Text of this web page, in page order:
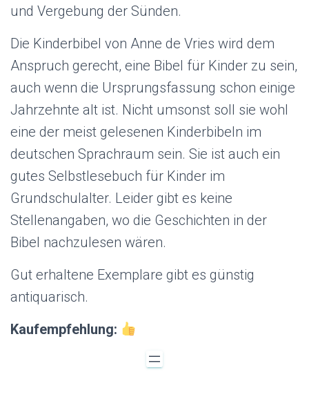
und Vergebung der Sünden.
Die Kinderbibel von Anne de Vries wird dem
Anspruch gerecht, eine Bibel für Kinder zu sein,
auch wenn die Ursprungsfassung schon einige
Jahrzehnte alt ist. Nicht umsonst soll sie wohl
eine der meist gelesenen Kinderbibeln im
deutschen Sprachraum sein. Sie ist auch ein
gutes Selbstlesebuch für Kinder im
Grundschulalter. Leider gibt es keine
Stellenangaben, wo die Geschichten in der
Bibel nachzulesen wären.
Gut erhaltene Exemplare gibt es günstig
antiquarisch.
Kaufempfehlung: